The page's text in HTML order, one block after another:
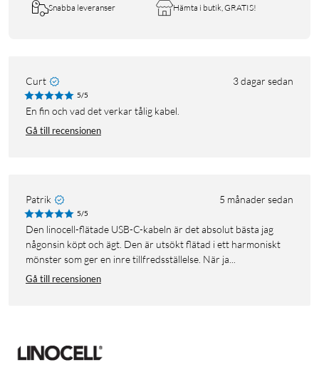
Snabba leveranser Hämta i butik, GRATIS!
Curt 3 dagar sedan
5/5
En fin och vad det verkar tålig kabel.
Gå till recensionen
Patrik 5 månader sedan
5/5
Den linocell-flätade USB-C-kabeln är det absolut bästa jag
någonsin köpt och ägt. Den är utsökt flätad i ett harmoniskt
mönster som ger en inre tillfredsställelse. När ja...
Gå till recensionen